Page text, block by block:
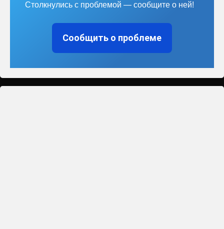
Столкнулись с проблемой — сообщите о ней!
Сообщить о проблеме